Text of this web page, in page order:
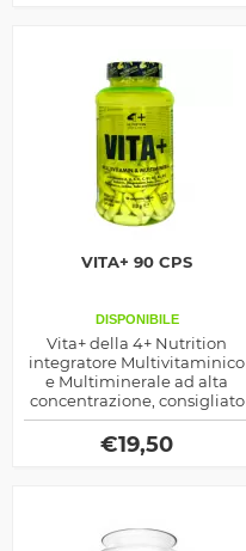
VITA+ 90 CPS
DISPONIBILE
Vita+ della 4+ Nutrition
integratore Multivitaminico
e Multiminerale ad alta
concentrazione, consigliato
per apportare tutti i
macronutrienti utili
all'organismo
€19,50